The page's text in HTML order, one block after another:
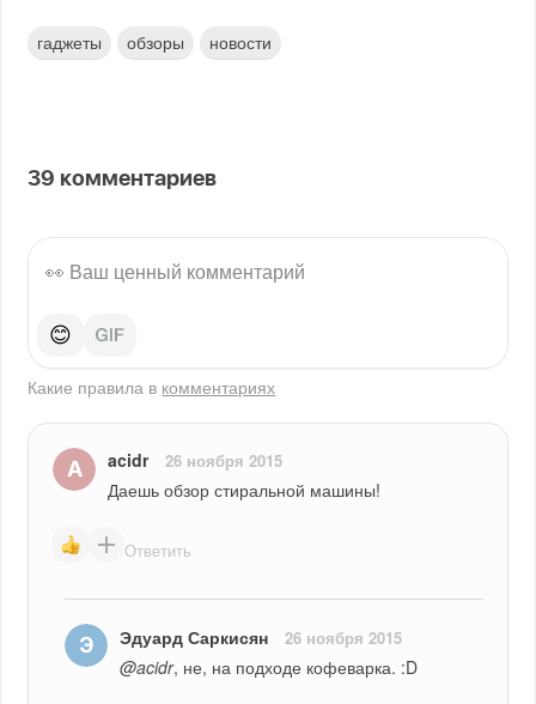
гаджеты обзоры новости
39 комментариев
😊
Какие правила в комментариях
acidr 26 ноября 2015
Даешь обзор стиральной машины!
Ответить
Эдуард Саркисян 26 ноября 2015
@acidr, не, на подходе кофеварка. :D